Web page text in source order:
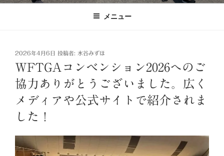
メニュー
投
稿
日:
2026年4月6日 投稿者: 水谷みずほ
WFTGAコンベンション2026へのご
協力ありがとうございました。広く
メディアや公式サイトで紹介されま
した！